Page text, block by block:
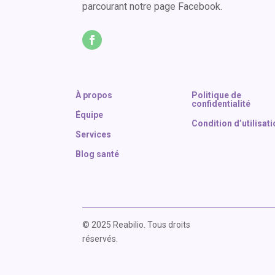
parcourant notre page Facebook.
À propos
Équipe
Services
Blog santé
Politique de
confidentialité
Condition
© 2025 Reabilio. Tous droits
réservés.